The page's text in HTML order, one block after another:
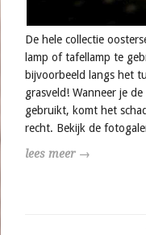
De hele collectie
lamp of tafellamp te
bijvoorbeeld langs het
grasveld! Wanneer je
gebruikt, komt het
recht. Bekijk de
lees meer →